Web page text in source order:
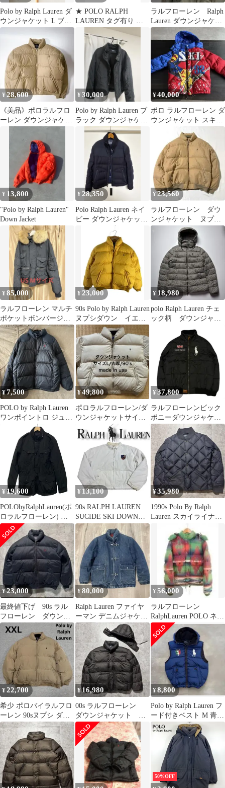
Polo by Ralph Lauren ダ
ウンジャケット L ブラ
ック
★ POLO RALPH
LAUREN タグ有り 美
品 ダウンジャケット L
サイズ
ラルフローレン Ralph
Lauren ダウンジャケッ
ト ベージュ
¥28,600
《美品》ポロラルフロ
ーレン ダウンジャケッ
ト 肉厚 ヌプシ 短丈 ベ
ージュ XL
¥30,000
Polo by Ralph Lauren ブ
ラック ダウンジャケッ
ト L
¥40,000
ポロ ラルフローレン ダ
ウンジャケット スキー
¥ 13,800
"Polo by Ralph Lauren"
Down Jacket
¥ 28,350
Polo Ralph Lauren ネイ
ビー ダウンジャケット
¥23,560
ラルフローレン ダウ
ンジャケット ヌプ
シ 90s 短丈 LLサイ
¥85,000
ラルフローレン マルチ
ポケットボンバージャ
ケット 極美品 Mサイ
ズ
¥ 23,000
90s Polo by Ralph Lauren
ヌプシダウン イエロ
ー
¥ 18,980
polo Ralph Lauren チェ
ック柄 ダウンジャケ
ット サイズM
¥7,500
POLO by Ralph Lauren
ワンポイントロ ジュニ
¥49,800
ポロラルフローレン/ダ
ウンジャケットサイズ
L/made in usa肉厚90's
¥ 37,800
ラルフローレンビック
ポニーダウンジャケッ
トy2k archive国旗 黒
¥ 19,600
POLObyRalphLauren(ポ
ロラルフローレン) ダ
ウンジャケット サイズ
LG L メンズ - 黒 長袖/
ジップアップ/冬
¥ 13,100
90s RALPH LAUREN
SUCIDE SKI DOWN
JACKET
¥35,980
1990s Polo By Ralph
Lauren スカイライナ
ー ネイビー
¥23,000
最終値下げ 90s ラル
フローレン ダウンジ
ャケット ヴィンテー
ジ
¥80,000
Ralph Lauren ファイヤ
ーマン デニムジャケッ
ト インディゴ Ｍサイズ
¥56,000
ラルフローレン
RalphLauren POLO ネイ
ティブ柄 ダウン Sサイ
ズ
¥22,700
希少 ポロバイラルフロ
ーレン 90sヌプシ ダウ
ンジャケット ベージュ
XXL
¥16,980
00s ラルフローレン
ダウンジャケット ド
ローコード 取り外し
可能フード
¥8,800
Polo by Ralph Lauren フ
ード付きベスト M 青
ブルー
50%OFF